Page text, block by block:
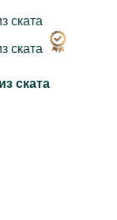
ската